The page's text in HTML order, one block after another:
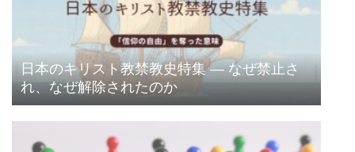
日本のキリスト教禁教史特集 ― なぜ禁止さ
れ、なぜ解除されたのか